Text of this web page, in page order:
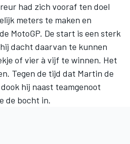
had zich vooraf ten doel
meters te maken en
MotoGP. De start is een sterk
dacht daarvan te kunnen
of vier à vijf te winnen. Het
Tegen de tijd dat Martin de
hij naast teamgenoot
de bocht in.